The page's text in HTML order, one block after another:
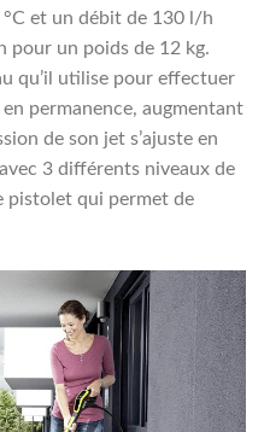
et un débit de 130 l/h
pour un poids de 12 kg.
qu’il utilise pour effectuer
permanence, augmentant
de son jet s’ajuste en
3 différents niveaux de
pistolet qui permet de